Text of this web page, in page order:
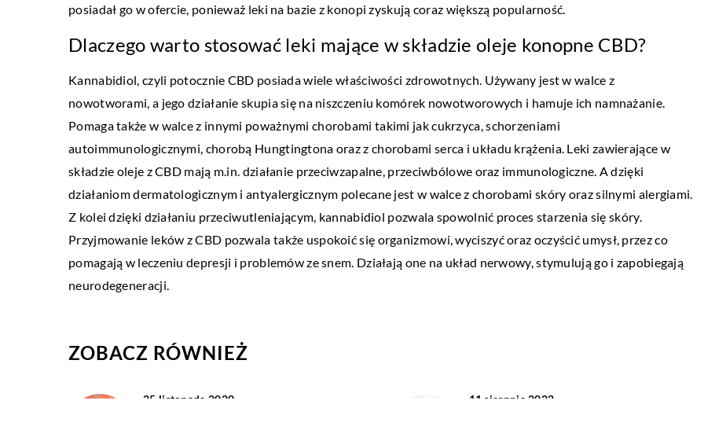
posiadał go w ofercie, ponieważ leki na bazie z konopi zyskują coraz większą popularność.
Dlaczego warto stosować leki mające w składzie oleje konopne CBD?
Kannabidiol, czyli potocznie CBD posiada wiele właściwości zdrowotnych. Używany jest w walce z
nowotworami, a jego działanie skupia się na niszczeniu komórek nowotworowych i hamuje ich namnażanie.
Pomaga także w walce z innymi poważnymi chorobami takimi jak cukrzyca, schorzeniami
autoimmunologicznymi, chorobą Hungtingtona oraz z chorobami serca i układu krążenia. Leki zawierające w
składzie oleje z CBD mają m.in. działanie przeciwzapalne, przeciwbólowe oraz immunologiczne. A dzięki
działaniom dermatologicznym i antyalergicznym polecane jest w walce z chorobami skóry oraz silnymi alergiami.
Z kolei dzięki działaniu przeciwutleniającym, kannabidiol pozwala spowolnić proces starzenia się skóry.
Przyjmowanie leków z CBD pozwala także uspokoić się organizmowi, wyciszyć oraz oczyścić umysł, przez co
pomagają w leczeniu depresji i problemów ze snem. Działają one na układ nerwowy, stymulują go i zapobiegają
neurodegeneracji.
ZOBACZ RÓWNIEŻ
25 listopada 2020 11 sierpnia 2022
dobrać odpowiednią stylizację
można wyglądać wyjątkowo,
od sytuacji. Wystarczy tylko
odpowiednie warianty ubioru,
do okazji. Naprzeciw rozmaitym
Środki owadobójcze, które warto posiadać
w swoim domu
Insekty w gospodarstwach domowych mogą
przyczyniać się do roznoszenia chorób,
zanieczyszczają produkty spożywcze oraz
niepokoją domowników. Najczęściej
spotykanymi owadami w […]
Jak wybrać pościel do wózka
Kiedy na świecie pojawia się mały człowiek,
zmienia się cały świat, a sprawy i
które do tej pory nie […]